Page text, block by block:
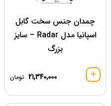
چمدان جنس سخت گابل
اسپانیا مدل Radar – سایز
بزرگ
21,340,000 تومان